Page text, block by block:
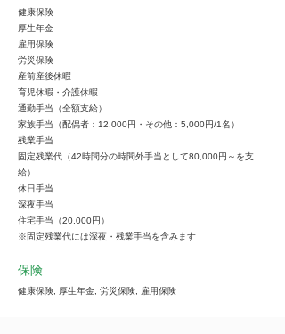
健康保険
厚生年金
雇用保険
労災保険
産前産後休暇
育児休暇・介護休暇
通勤手当（全額支給）
家族手当（配偶者：12,000円・その他：5,000円/1名）
残業手当
固定残業代（42時間分の時間外手当として80,000円～を支
給）
休日手当
深夜手当
住宅手当（20,000円）
※固定残業代には深夜・残業手当を含みます
保険
健康保険, 厚生年金, 労災保険, 雇用保険